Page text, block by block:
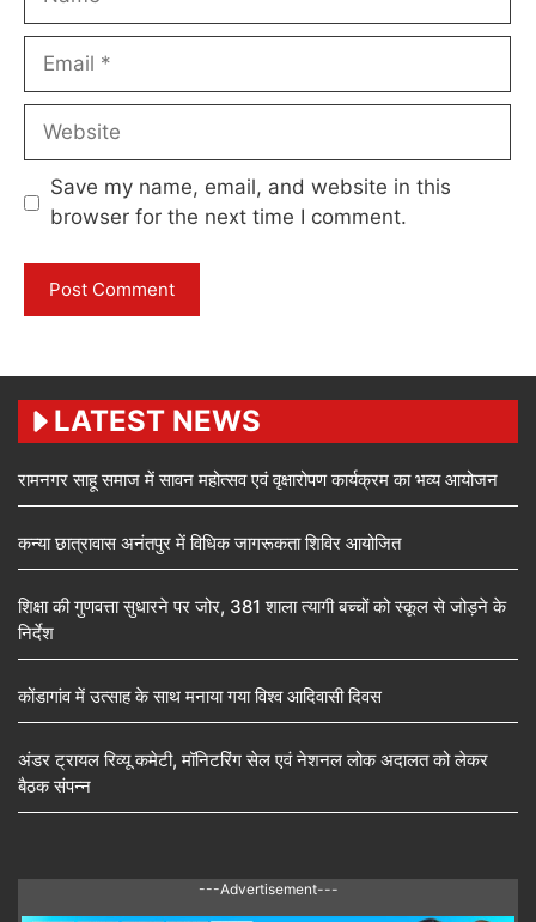
Email
Website
Save my name, email, and website in this
browser for the next time I comment.
LATEST NEWS
रामनगर साहू समाज में सावन महोत्सव एवं वृक्षारोपण कार्यक्रम का भव्य आयोजन
कन्या छात्रावास अनंतपुर में विधिक जागरूकता शिविर आयोजित
शिक्षा की गुणवत्ता सुधारने पर जोर, 381 शाला त्यागी बच्चों को स्कूल से जोड़ने के
निर्देश
कोंडागांव में उत्साह के साथ मनाया गया विश्व आदिवासी दिवस
अंडर ट्रायल रिव्यू कमेटी, मॉनिटरिंग सेल एवं नेशनल लोक अदालत को लेकर
बैठक संपन्न
---Advertisement---